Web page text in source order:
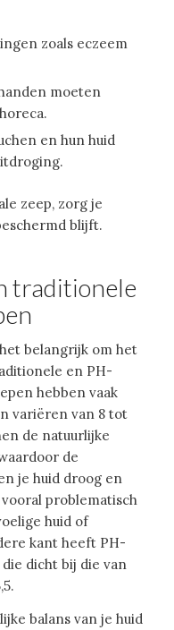
zoals eczeem
moeten
en hun huid
zeep, zorg je
blijft.
traditionele
belangrijk om het
en PH-
hebben vaak
variëren van 8 tot
de natuurlijke
de
je huid droog en
problematisch
huid of
kant heeft PH-
dicht bij die van
balans van je huid